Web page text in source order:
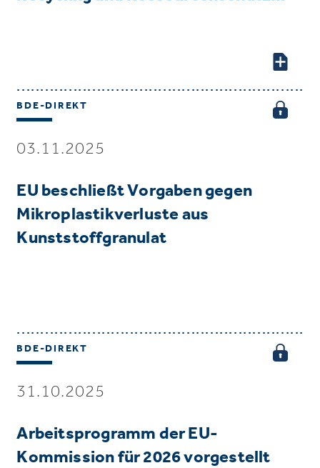
BDE-DIREKT
03.11.2025
EU beschließt Vorgaben gegen
Mikroplastikverluste aus
Kunststoffgranulat
BDE-DIREKT
31.10.2025
Arbeitsprogramm der EU-
Kommission für 2026 vorgestellt